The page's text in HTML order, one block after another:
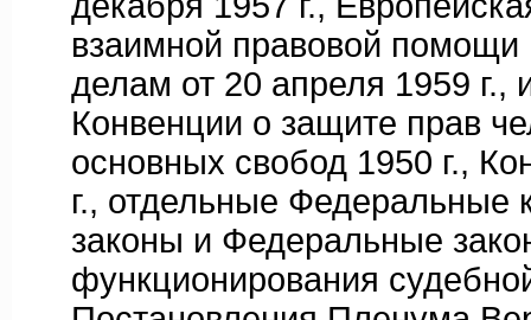
взаимной правовой помощи
делам от 20 апреля 1959 г.,
Конвенции о защите прав
основных свобод 1950 г.,
г., отдельные Федеральные
законы и Федеральные
функционирования